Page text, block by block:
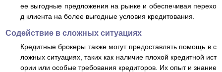
ее выгодные предложения на рынке и обеспечивая перехо
д клиента на более выгодные условия кредитования.
Содействие в сложных ситуациях
Кредитные брокеры также могут предоставлять помощь в с
ложных ситуациях, таких как наличие плохой кредитной ист
ории или особые требования кредиторов. Их опыт и знание